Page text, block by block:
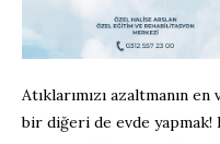
Atıklarımızı azaltmanın
bir diğeri de evde